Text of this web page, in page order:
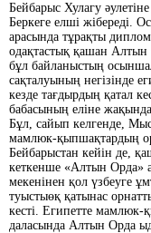
Бейбарыс Хулагу
Беркеге елші жібереді.
арасында тұрақты
одақтастық қашан Алтын
бұл байланыстың
сақталуының негізінде
кезде тағдырдың қатал
бабасының еліне
Бұл, сайып келгенде,
мамлюк-қыпшақтардың
Бейбарыстан кейін де,
кеткенше «Алтын Орда»
мекенінен қол үзбеуге
туыстыөқ қатынас
кесті. Египетте
даласында Алтын Орда